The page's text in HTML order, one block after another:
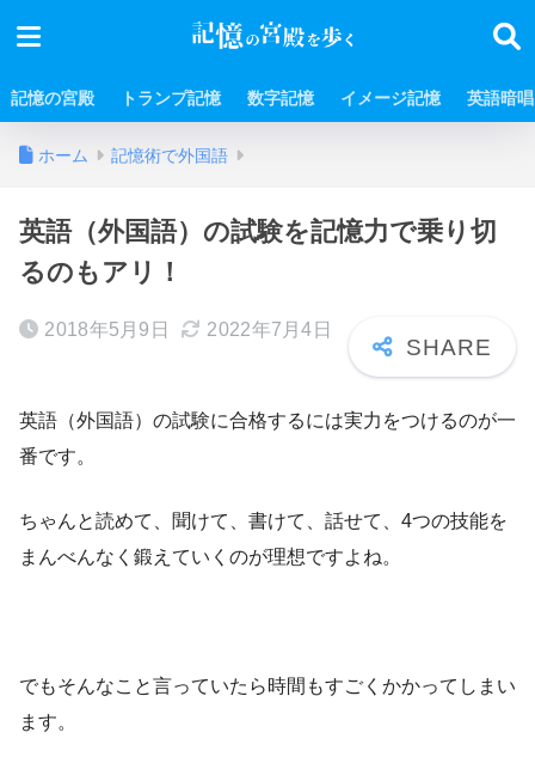
記憶の宮殿 トランプ記憶 数字記憶 イメージ記憶 英語暗唱
ホーム 記憶術で外国語
英語（外国語）の試験を記憶力で乗り切
るのもアリ！
2018年5月9日 2022年7月4日
英語（外国語）の試験に合格するには実力をつけるのが一
番です。
ちゃんと読めて、聞けて、書けて、話せて、4つの技能を
まんべんなく鍛えていくのが理想ですよね。
でもそんなこと言っていたら時間もすごくかかってしまい
ます。